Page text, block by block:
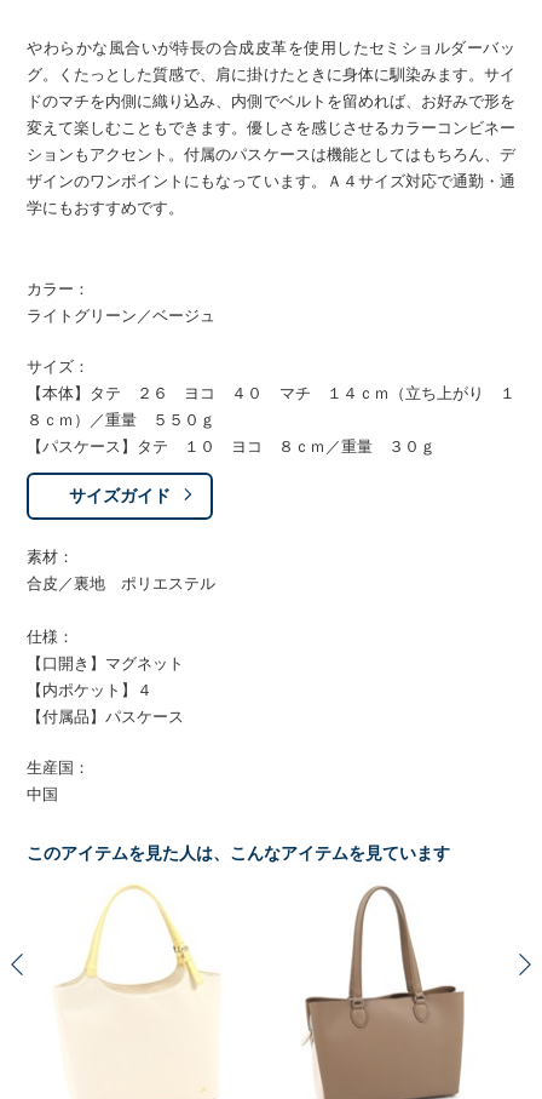
やわらかな風合いが特長の合成皮革を使用したセミショルダーバッ
グ。くたっとした質感で、肩に掛けたときに身体に馴染みます。サイ
ドのマチを内側に織り込み、内側でベルトを留めれば、お好みで形を
変えて楽しむこともできます。優しさを感じさせるカラーコンビネー
ションもアクセント。付属のパスケースは機能としてはもちろん、デ
ザインのワンポイントにもなっています。Ａ４サイズ対応で通勤・通
学にもおすすめです。
カラー：
ライトグリーン／ベージュ
サイズ：
【本体】タテ ２６ ヨコ ４０ マチ １４ｃｍ（立ち上がり １
８ｃｍ）／重量 ５５０ｇ
【パスケース】タテ １０ ヨコ ８ｃｍ／重量 ３０ｇ
サイズガイド
素材：
合皮／裏地 ポリエステル
仕様：
【口開き】マグネット
【内ポケット】４
【付属品】パスケース
生産国：
中国
このアイテムを見た人は、こんなアイテムを見ています